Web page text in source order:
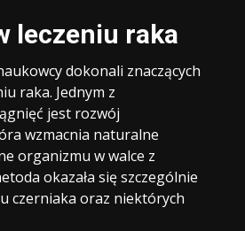
leczeniu raka
dokonali znaczących
raka. Jednym z
jest rozwój
wzmacnia naturalne
organizmu w walce z
okazała się szczególnie
czerniaka oraz niektórych